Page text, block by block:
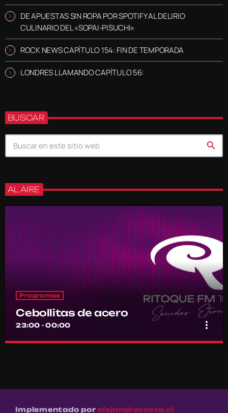
DE APUESTAS SIN ROPA POR SPOTIFY AL DELIRIO
CULINARIO DEL «SOPAI-PISUCHI»
ROCK NEWS CAPÍTULO 154: FIN DE TEMPORADA
LONDRES LLAMANDO CAPÍTULO 56:
BUSCAR
search
AL AIRE
Programas
Cebollitas de acero
23:00 - 00:00 more_vert
Power ballads y clásicos que llegan al alma
Implementado poralejandrocosta.cl